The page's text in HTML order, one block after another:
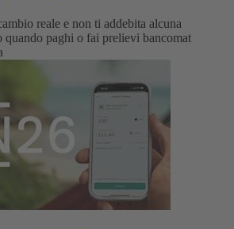
reale e non ti addebita alcuna
quando paghi o fai prelievi bancomat